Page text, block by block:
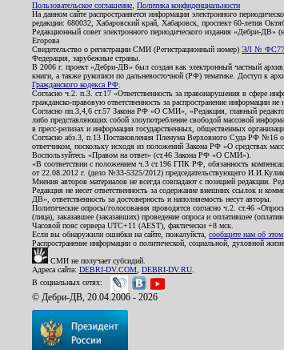
Пользовательское соглашение Политика конфиденциальности
На данном сайте распространяется информация электронного
редакции: 680032, Хабаровский край, Хабаровск, проспект 60-летия
Редакционный совет электронного периодического издания
Егорова
Свидетельство о регистрации СМИ (Регистрационный номер) ЭЛ №
Федерация, зарубежные страны.
В 2006 г. проект «Дебри-ДВ» был создан как электронный частный архив,
книги, а также рукописи по дальневосточной (РФ) тематике. Доступ к
Гражданского кодекса РФ
Согласно ч.2. п.3. ст.17 «Ответственность за правонарушения в сфере
гражданско-правовую ответственность за распространение информации
Согласно пп.3,4,6 ст.57 Закона РФ «О СМИ», «Редакция, главный
либо представляющих собой злоупотребление свободой массовой
в пресс-релизах и информация государственных, общественных
Согласно абз.3, п.13 Постановления Пленума Верховного Суда РФ №16
ответчиком, поскольку исходя из положений Закона РФ «О средствах
Воспользуйтесь «Правом на ответ» (ст.46 Закона РФ «О СМИ»).
«В соответствии с положением ч.3 ст.196 ГПК РФ, обязанность
от 22.08.2012 г. (дело №33-5325/2012) председательствующего
Мнения авторов материалов не всегда совпадают с позицией редакции.
Редакция не несет ответственность за содержание внешних ссылок и
ДВ», ответственность за достоверность и наполняемость несут авторы.
Политические опросы/голосования проводятся согласно ч.2. ст.46
(лица), заказавшее (заказавших) проведение опроса и оплатившее
Часовой пояс сервера UTC+11 (AEST), фактически +8 мск.
Если вы обнаружили ошибки на сайте, пожалуйста, сообщите нам об этом
Распространение информации о политической, социальной, духовной
СМИ не получает субсидий.
Адреса сайта: DEBRI-DV.COM DEBRI-DV.RU
В социальных сетях:
© Дебри-ДВ, 20.04.2006 - 2026